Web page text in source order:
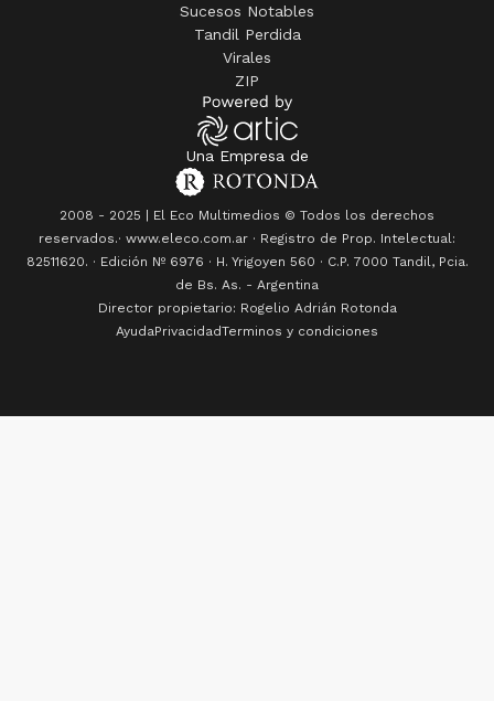
Sucesos Notables
Tandil Perdida
Virales
ZIP
Una Empresa de
2008 - 2025 | El Eco Multimedios © Todos los derechos
reservados.· www.eleco.com.ar · Registro de Prop. Intelectual:
82511620. · Edición Nº 6976 · H. Yrigoyen 560 · C.P. 7000 Tandil, Pcia.
de Bs. As. - Argentina
Director propietario: Rogelio Adrián Rotonda
AyudaPrivacidadTerminos y condiciones